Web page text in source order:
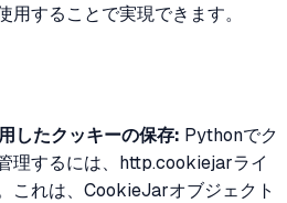
用することで実現できます。
たクッキーの保存: Pythonでク
理するには、http.cookiejarライ
これは、CookieJarオブジェクト